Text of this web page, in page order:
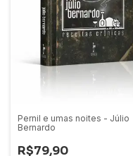
Pernil e umas noites - Júlio
Bernardo
R$79,90